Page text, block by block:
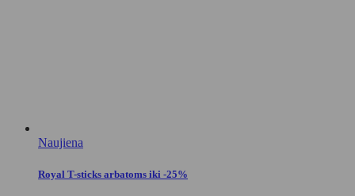
Naujiena
Royal T-sticks arbatoms iki -25%